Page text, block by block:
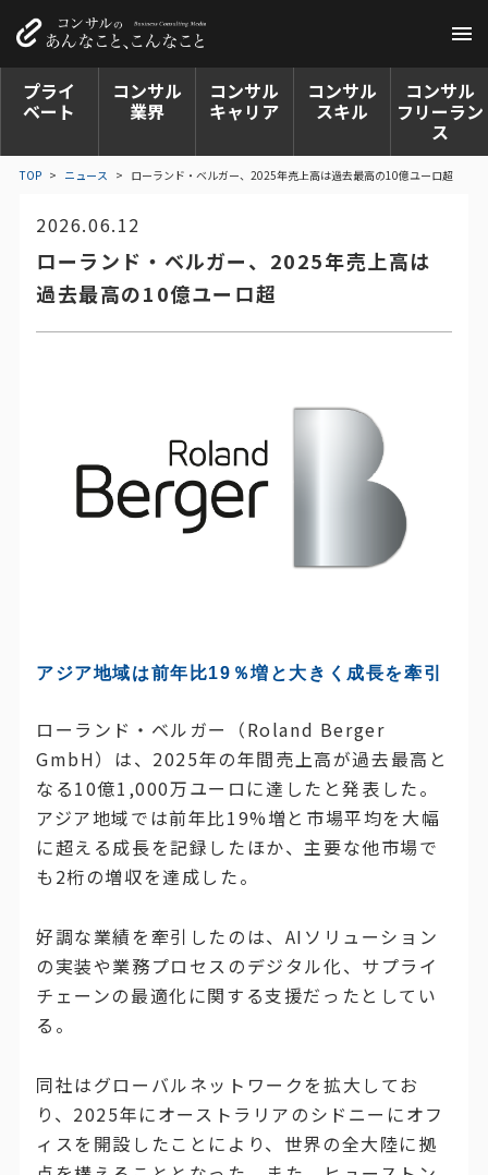
プライ
ベート
コンサル
業界
コンサル
キャリア
コンサル
スキル
コンサル
フリーラン
ス
TOP > ニュース > ローランド・ベルガー、2025年売上高は過去最高の10億ユーロ超
2026.06.12
ローランド・ベルガー、2025年売上高は
過去最高の10億ユーロ超
アジア地域は前年比19％増と大きく成長を牽引
ローランド・ベルガー（Roland Berger
GmbH）は、2025年の年間売上高が過去最高と
なる10億1,000万ユーロに達したと発表した。
アジア地域では前年比19%増と市場平均を大幅
に超える成長を記録したほか、主要な他市場で
も2桁の増収を達成した。
好調な業績を牽引したのは、AIソリューション
の実装や業務プロセスのデジタル化、サプライ
チェーンの最適化に関する支援だったとしてい
る。
同社はグローバルネットワークを拡大してお
り、2025年にオーストラリアのシドニーにオフ
ィスを開設したことにより、世界の全大陸に拠